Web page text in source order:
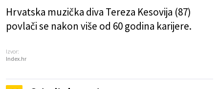
Hrvatska muzička diva Tereza Kesovija (87)
povlači se nakon više od 60 godina karijere.
Izvor:
Index.hr